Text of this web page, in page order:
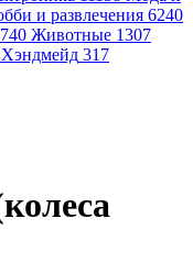
и развлечения 6240
Животные 1307
Хэндмейд 317